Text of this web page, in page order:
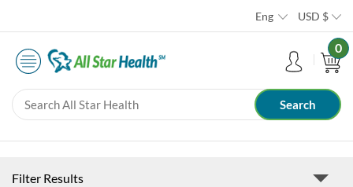
Eng USD $
0
Filter Results